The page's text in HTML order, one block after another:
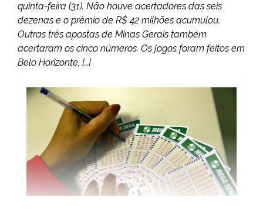
quinta-feira (31). Não houve acertadores das seis
dezenas e o prêmio de R$ 42 milhões acumulou.
Outras três apostas de Minas Gerais também
acertaram os cinco números. Os jogos foram feitos em
Belo Horizonte, […]